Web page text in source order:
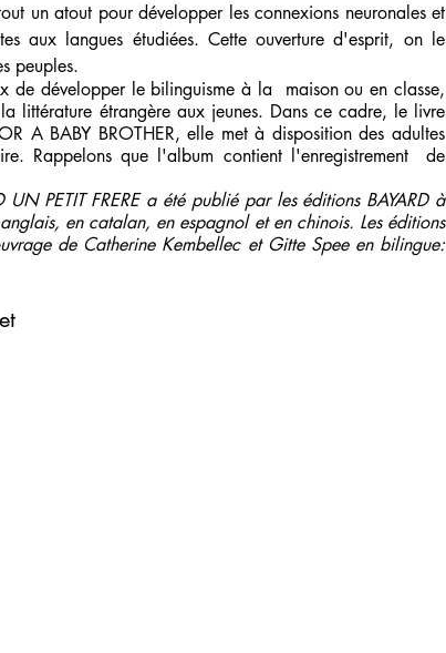
un atout pour développer les connexions neuronales et
aux langues étudiées. Cette ouverture d'esprit, on le
peuples.
littérature étrangère aux jeunes. Dans ce cadre, le livre
A BABY BROTHER, elle met à disposition des adultes
Rappelons que l'album contient l'enregistrement  de
PETIT FRERE a été publié par les éditions BAYARD à
en catalan, en espagnol et en chinois. Les éditions
de Catherine Kembellec et Gitte Spee en bilingue: